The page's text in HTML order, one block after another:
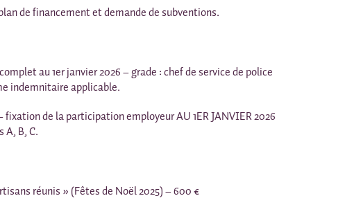
de financement et demande de subventions.
au 1er janvier 2026 – grade : chef de service de police
indemnitaire applicable.
de la participation employeur AU 1ER JANVIER 2026
A, B, C.
réunis » (Fêtes de Noël 2025) – 600 €